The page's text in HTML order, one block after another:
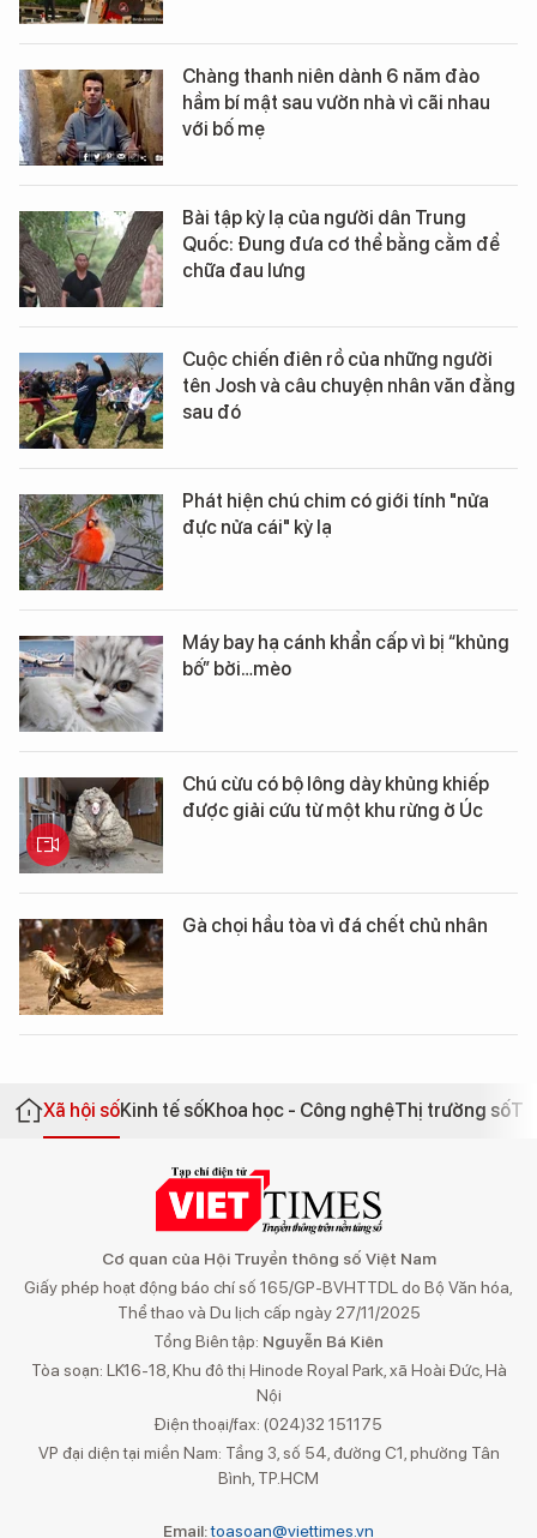
Chàng thanh niên dành 6 năm đào
hầm bí mật sau vườn nhà vì cãi nhau
với bố mẹ
Bài tập kỳ lạ của người dân Trung
Quốc: Đung đưa cơ thể bằng cằm để
chữa đau lưng
Cuộc chiến điên rồ của những người
tên Josh và câu chuyện nhân văn đằng
sau đó
Phát hiện chú chim có giới tính "nửa
đực nửa cái" kỳ lạ
Máy bay hạ cánh khẩn cấp vì bị “khủng
bố” bởi…mèo
Chú cừu có bộ lông dày khủng khiếp
được giải cứu từ một khu rừng ở Úc
Gà chọi hầu tòa vì đá chết chủ nhân
Xã hội sốKinh tế sốKhoa học - Công nghệThị trường số
Cơ quan của Hội Truyền thông số Việt Nam
Giấy phép hoạt động báo chí số 165/GP-BVHTTDL do Bộ Văn hóa,
Thể thao và Du lịch cấp ngày 27/11/2025
Tổng Biên tập: Nguyễn Bá Kiên
Tòa soạn: LK16-18, Khu đô thị Hinode Royal Park, xã Hoài Đức, Hà
Nội
Điện thoại/fax: (024)32 151175
VP đại diện tại miền Nam: Tầng 3, số 54, đường C1, phường Tân
Bình, TP.HCM
Email:toasoan@viettimes.vn